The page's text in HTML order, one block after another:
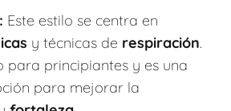
Este estilo se centra en
y técnicas de respiración.
para principiantes y es una
para mejorar la